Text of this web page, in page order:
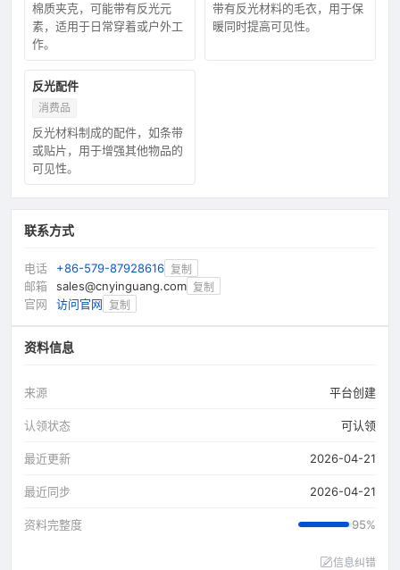
棉质夹克，可能带有反光元
素，适用于日常穿着或户外工
作。
带有反光材料的毛衣，用于保
暖同时提高可见性。
反光配件
消费品
反光材料制成的配件，如条带
或贴片，用于增强其他物品的
可见性。
联系方式
电话 +86-579-87928616 复制
邮箱 sales@cnyinguang.com 复制
官网 访问官网 复制
资料信息
来源 平台创建
认领状态 可认领
最近更新 2026-04-21
最近同步 2026-04-21
资料完整度 95%
信息纠错